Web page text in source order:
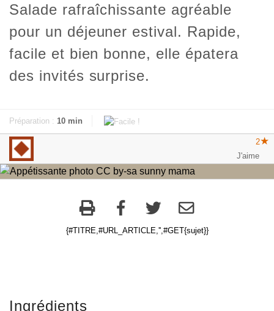
Salade rafraîchissante agréable
pour un déjeuner estival. Rapide,
facile et bien bonne, elle épatera
des invités surprise.
Préparation : 10 min
2
{#TITRE,#URL_ARTICLE,'',#GET{sujet}}
Ingrédients